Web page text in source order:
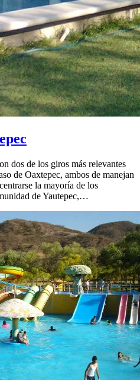
dos de los giros más relevantes
de Oaxtepec, ambos de manejan
la mayoría de los
de Yautepec,…